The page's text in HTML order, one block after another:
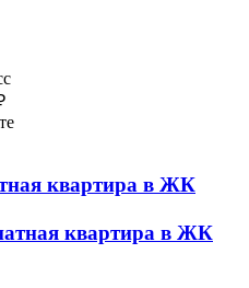
квартира в ЖК